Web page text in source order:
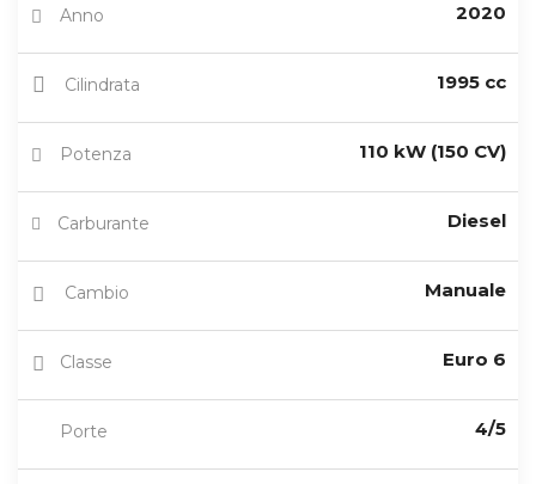
Anno 2020
Cilindrata 1995 cc
Potenza 110 kW (150 CV)
Carburante Diesel
Cambio Manuale
Classe Euro 6
Porte 4/5